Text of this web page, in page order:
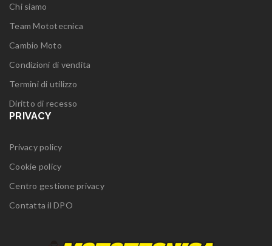
Chi siamo
Team Mototecnica
Cambio Moto
Condizioni di vendita
Termini di utilizzo
Diritto di recesso
PRIVACY
Privacy policy
Cookie policy
Centro gestione privacy
Contatta il DPO